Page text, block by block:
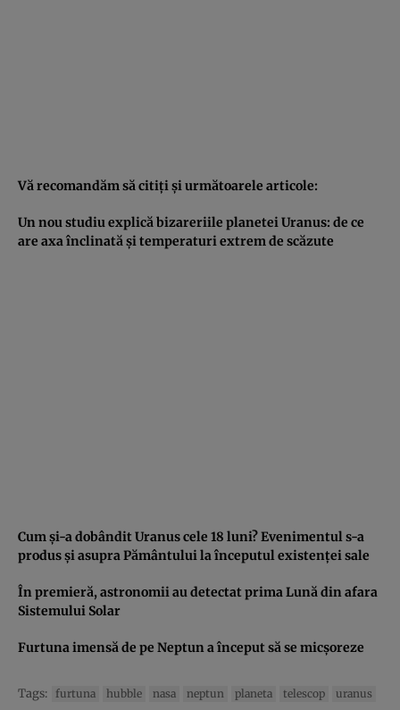
Vă recomandăm să citiţi şi următoarele articole:
Un nou studiu explică bizareriile planetei Uranus: de ce
are axa înclinată şi temperaturi extrem de scăzute
Cum şi-a dobândit Uranus cele 18 luni? Evenimentul s-a
produs şi asupra Pământului la începutul existenţei sale
În premieră, astronomii au detectat prima Lună din afara
Sistemului Solar
Furtuna imensă de pe Neptun a început să se micşoreze
Tags: furtuna hubble nasa neptun planeta telescop uranus